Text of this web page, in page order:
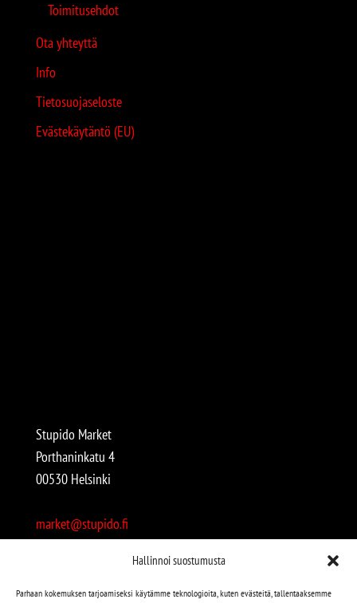
Hallinnoi suostumusta
Parhaan kokemuksen tarjoamiseksi käytämme teknologioita, kuten evästeitä, tallentaaksemme
Toimitusehdot
Ota yhteyttä
Info
Tietosuojaseloste
Evästekäytäntö (EU)
Stupido Market
Porthaninkatu 4
00530 Helsinki
market@stupido.fi
Avoinna: